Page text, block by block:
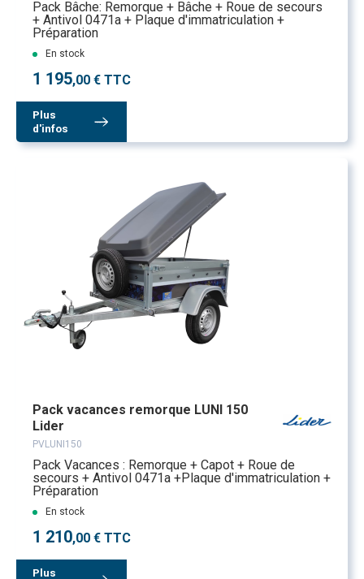
Pack Bâche: Remorque + Bâche + Roue de secours
+ Antivol 0471a + Plaque d'immatriculation +
Préparation
En stock
1 195,00 € TTC
Plus
d'infos
Pack vacances remorque LUNI 150
Lider
PVLUNI150
Pack Vacances : Remorque + Capot + Roue de
secours + Antivol 0471a +Plaque d'immatriculation +
Préparation
En stock
1 210,00 € TTC
Plus